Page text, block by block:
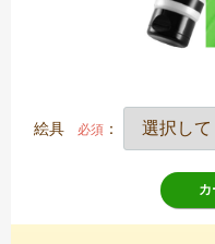
絵具 必須 ：
カ